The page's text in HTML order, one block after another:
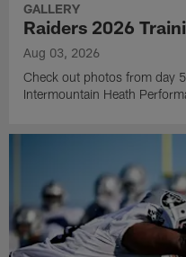
GALLERY
Raiders 2026
Aug 03, 2026
Check out photos from day
Intermountain Heath